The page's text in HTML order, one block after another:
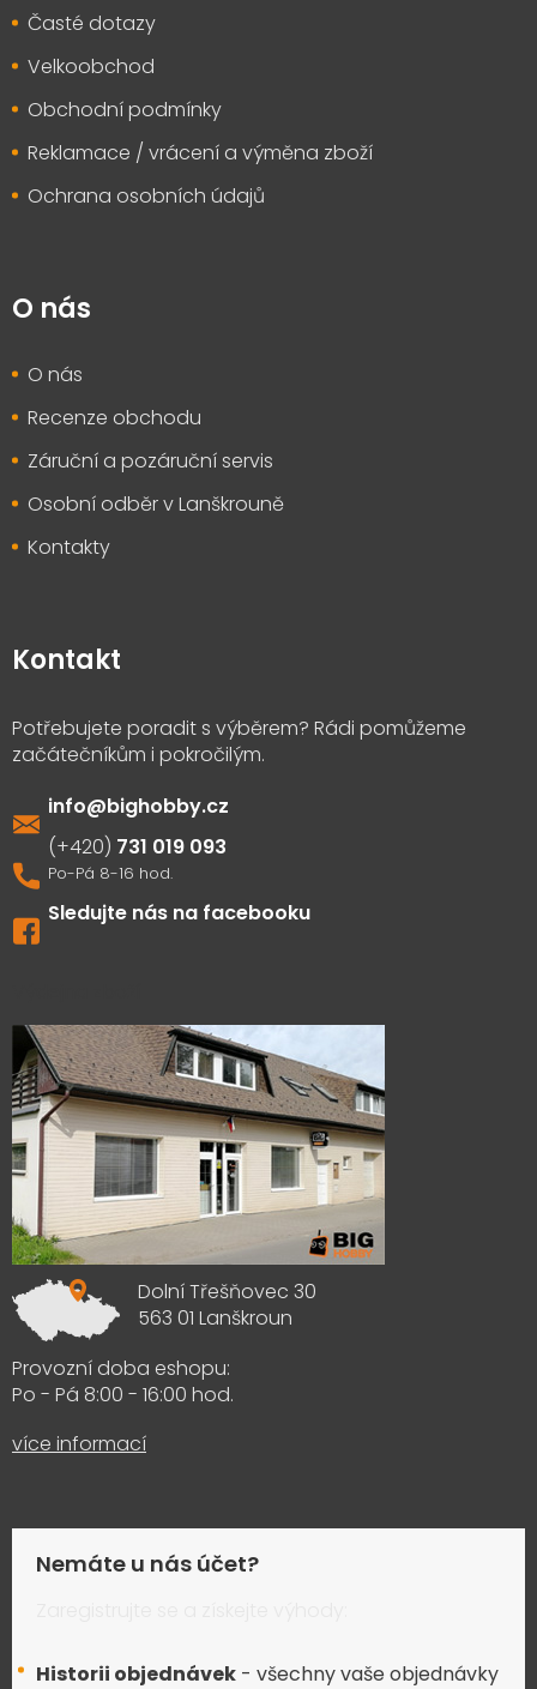
Časté dotazy
Velkoobchod
Obchodní podmínky
Reklamace / vrácení a výměna zboží
Ochrana osobních údajů
O nás
O nás
Recenze obchodu
Záruční a pozáruční servis
Osobní odběr v Lanškrouně
Kontakty
Kontakt
info@bighobby.cz
731 019 093
Sledujte nás na facebooku
Dolní Třešňovec 30
563 01 Lanškroun
Provozní doba eshopu:
Po - Pá 8:00 - 16:00 hod.
více informací
Nemáte u nás účet?
Historii objednávek - všechny vaše objednávky